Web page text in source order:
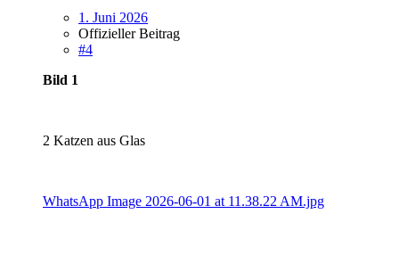
1. Juni 2026
Offizieller Beitrag
#4
Bild 1
2 Katzen aus Glas
WhatsApp Image 2026-06-01 at 11.38.22 AM.jpg